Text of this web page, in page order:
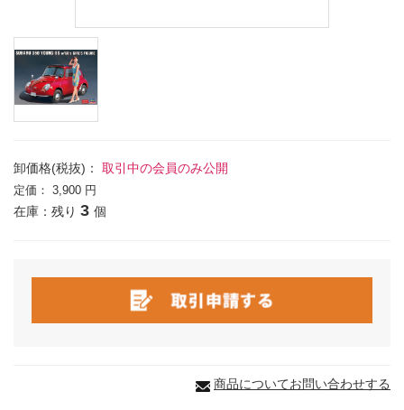
卸価格(税抜)： 取引中の会員のみ公開
定価： 3,900 円
在庫：残り 3 個
商品についてお問い合わせする